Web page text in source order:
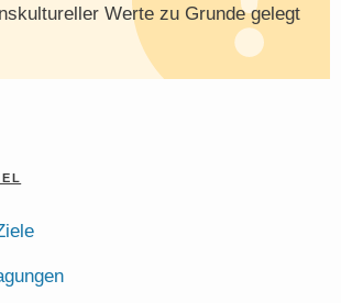
Werte zu Grunde gelegt